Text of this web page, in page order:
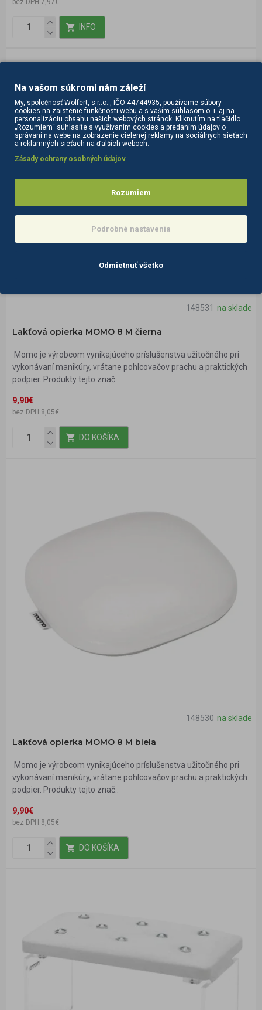
bez DPH:7,97€
INFO
148531 na sklade
Lakťová opierka MOMO 8 M čierna
Momo je výrobcom vynikajúceho príslušenstva užitočného pri
vykonávaní manikúry, vrátane pohlcovačov prachu a praktických
podpier. Produkty tejto znač..
9,90€
bez DPH:8,05€
DO KOŠÍKA
148530 na sklade
Lakťová opierka MOMO 8 M biela
Momo je výrobcom vynikajúceho príslušenstva užitočného pri
vykonávaní manikúry, vrátane pohlcovačov prachu a praktických
podpier. Produkty tejto znač..
9,90€
bez DPH:8,05€
DO KOŠÍKA
Na vašom súkromí nám záleží
My, spoločnosť Wolfert, s.r..o.., IČO 44744935, používame súbory
cookies na zaistenie funkčnosti webu a s vaším súhlasom o. i. aj na
personalizáciu obsahu našich webových stránok. Kliknutím na tlačidlo
„Rozumiem“ súhlasíte s využívaním cookies a predaním údajov o
správaní na webe na zobrazenie cielenej reklamy na sociálnych sieťach
a reklamných sieťach na ďalších weboch.
Zásady ochrany osobných údajov
Rozumiem
Podrobné nastavenia
Odmietnuť všetko